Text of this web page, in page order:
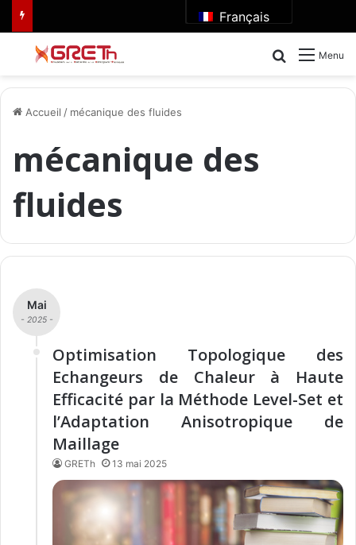
Français
Menu
Rechercher
Accueil / mécanique des fluides
mécanique des
fluides
Mai
- 2025 -
Optimisation Topologique des
Echangeurs de Chaleur à Haute
Efficacité par la Méthode Level-Set et
l’Adaptation Anisotropique de
Maillage
GRETh 13 mai 2025